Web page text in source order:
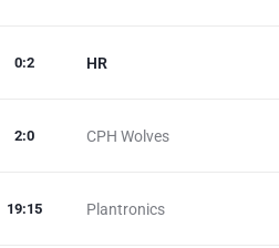
HR
0:2
CPH Wolves
2:0
Plantronics
19:15